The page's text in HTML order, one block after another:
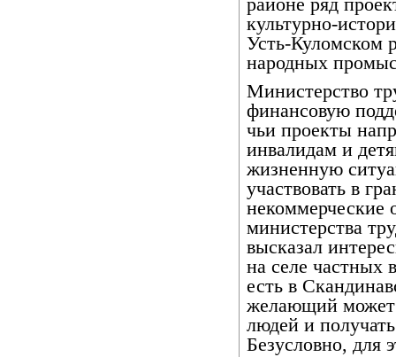
культурно-
Усть-Куломском
народных
Министерство
финансовую
чьи проекты
инвалидам и
жизненную
участвовать в
некоммерческие
министерства
высказал
на селе частных
есть в
желающий может
людей и
Безусловно, для